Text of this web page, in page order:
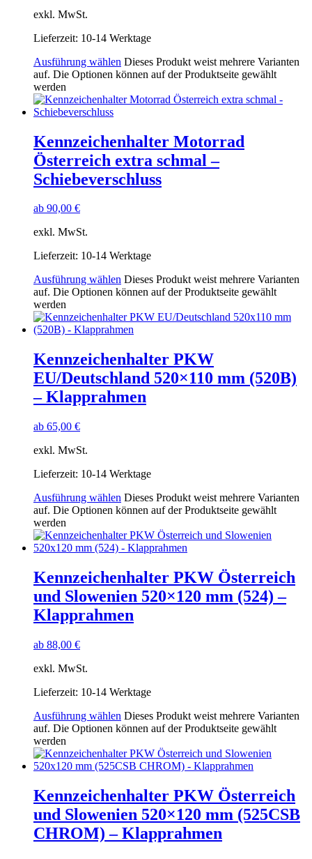
exkl. MwSt.
Lieferzeit: 10-14 Werktage
Ausführung wählen Dieses Produkt weist mehrere Varianten
auf. Die Optionen können auf der Produktseite gewählt
werden
Kennzeichenhalter Motorrad
Österreich extra schmal –
Schiebeverschluss
ab 90,00 €
exkl. MwSt.
Lieferzeit: 10-14 Werktage
Ausführung wählen Dieses Produkt weist mehrere Varianten
auf. Die Optionen können auf der Produktseite gewählt
werden
Kennzeichenhalter PKW
EU/Deutschland 520×110 mm (520B)
– Klapprahmen
ab 65,00 €
exkl. MwSt.
Lieferzeit: 10-14 Werktage
Ausführung wählen Dieses Produkt weist mehrere Varianten
auf. Die Optionen können auf der Produktseite gewählt
werden
Kennzeichenhalter PKW Österreich
und Slowenien 520×120 mm (524) –
Klapprahmen
ab 88,00 €
exkl. MwSt.
Lieferzeit: 10-14 Werktage
Ausführung wählen Dieses Produkt weist mehrere Varianten
auf. Die Optionen können auf der Produktseite gewählt
werden
Kennzeichenhalter PKW Österreich
und Slowenien 520×120 mm (525CSB
CHROM) – Klapprahmen